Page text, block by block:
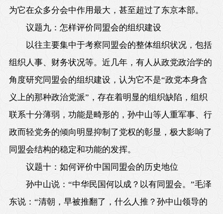
为它在众多分会中作用最大，甚至超过了东京本部。
议题九：怎样评价同盟会的组织建设
以往主要集中于考察同盟会的整体组织状况，包括
组织人事、财务状况等。近几年，有人从政党政治学的
角度研究同盟会的组织建设，认为它不是“政党本身含
义上的那种政治党派”，存在着明显的组织缺陷，组织
联系十分薄弱，功能是畸形的，孙中山等人重军事、行
政而轻党务的倾向明显抑制了党权的彰显，极大影响了
同盟会结构的稳定和功能的发挥。
议题十：如何评价中国同盟会的历史地位
孙中山说：“中华民国何以成？以有同盟会。”毛泽
东说：“清朝，早被推翻了，什么人推？孙中山领导的